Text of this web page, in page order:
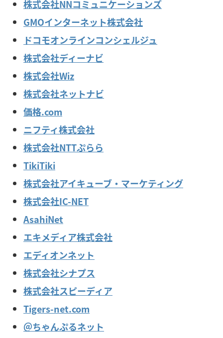
株式会社NNコミュニケーションズ
GMOインターネット株式会社
ドコモオンラインコンシェルジュ
株式会社ディーナビ
株式会社Wiz
株式会社ネットナビ
価格.com
ニフティ株式会社
株式会社NTTぷらら
TikiTiki
株式会社アイキューブ・マーケティング
株式会社IC-NET
AsahiNet
エキメディア株式会社
エディオンネット
株式会社シナプス
株式会社スピーディア
Tigers-net.com
＠ちゃんぷるネット